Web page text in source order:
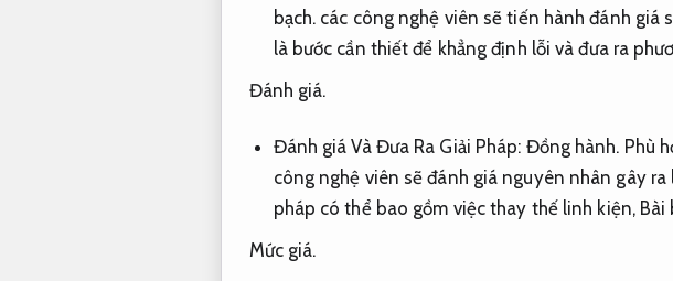
bạch. các công nghệ viên sẽ tiến hành đánh giá
là bước cần thiết để khẳng định lỗi và đưa ra
Đánh giá.
Đánh giá Và Đưa Ra Giải Pháp: Đồng hành. Phù
công nghệ viên sẽ đánh giá nguyên nhân gây
pháp có thể bao gồm việc thay thế linh kiện, Bài
Mức giá.